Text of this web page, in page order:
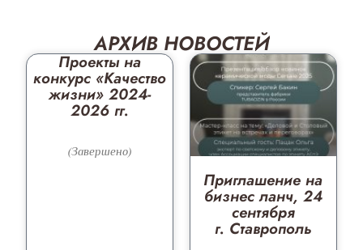
АРХИВ НОВОСТЕЙ
Проекты на
конкурс «Качество
жизни» 2024-
2026 гг.
(Завершено)
Приглашение на
бизнес ланч, 24
сентября
г. Ставрополь